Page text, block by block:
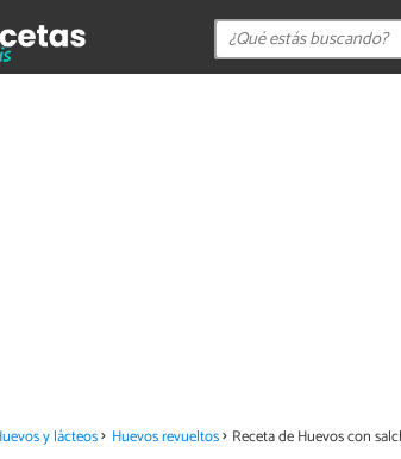
y lácteos Huevos revueltos Receta de Huevos con